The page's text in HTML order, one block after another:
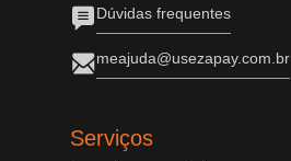
Dúvidas frequentes
meajuda@usezapay.com.br
Serviços